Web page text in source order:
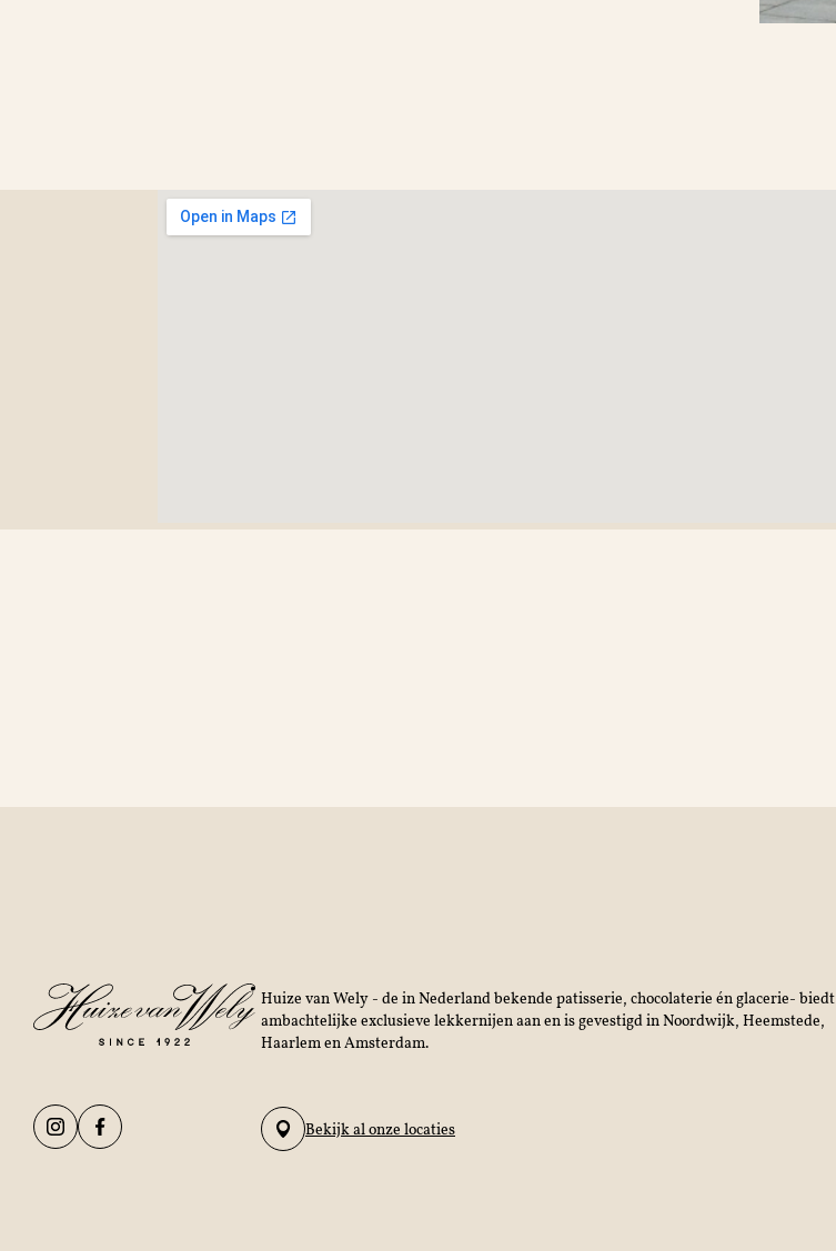
Huize van Wely - de in Nederland bekende patisserie, chocolaterie én glacerie- biedt
ambachtelijke exclusieve lekkernijen aan en is gevestigd in Noordwijk, Heemstede,
Haarlem en Amsterdam.
Bekijk al onze locaties